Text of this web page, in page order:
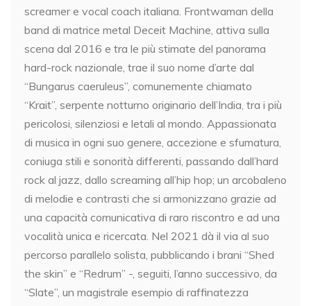
screamer e vocal coach italiana. Frontwaman della
band di matrice metal Deceit Machine, attiva sulla
scena dal 2016 e tra le più stimate del panorama
hard-rock nazionale, trae il suo nome d’arte dal
“Bungarus caeruleus”, comunemente chiamato
“Krait”, serpente notturno originario dell’India, tra i più
pericolosi, silenziosi e letali al mondo. Appassionata
di musica in ogni suo genere, accezione e sfumatura,
coniuga stili e sonorità differenti, passando dall’hard
rock al jazz, dallo screaming all’hip hop; un arcobaleno
di melodie e contrasti che si armonizzano grazie ad
una capacità comunicativa di raro riscontro e ad una
vocalità unica e ricercata. Nel 2021 dà il via al suo
percorso parallelo solista, pubblicando i brani “Shed
the skin” e “Redrum” -, seguiti, l’anno successivo, da
“Slate”, un magistrale esempio di raffinatezza